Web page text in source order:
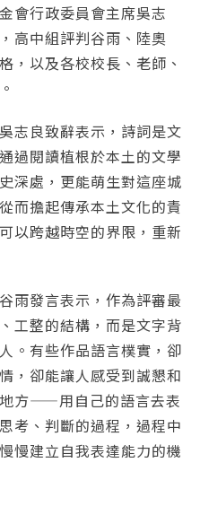
會行政委員會主席吳志
高中組評判谷雨、陸奧
，以及各校校長、老師、
志良致辭表示，詩詞是文
過閱讀植根於本土的文學
深處，更能萌生對這座城
而擔起傳承本土文化的責
以跨越時空的界限，重新
雨發言表示，作為評審最
工整的結構，而是文字背
。有些作品語言樸實，卻
，卻能讓人感受到誠懇和
方——用自己的語言去表
考、判斷的過程，過程中
慢建立自我表達能力的機